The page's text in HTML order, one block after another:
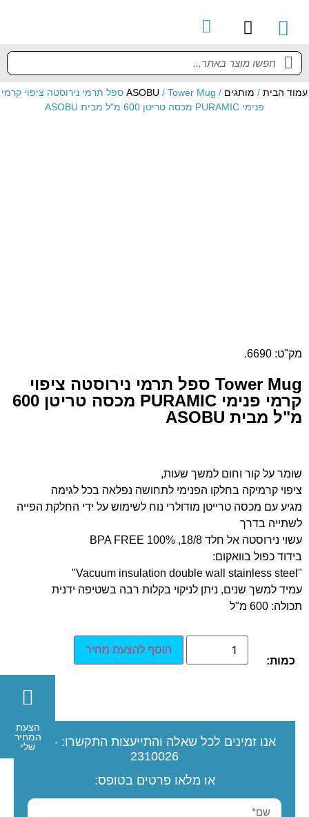
עמוד הבית / מותגים /
ASOBU / Tower Mug ספל תרמי נירוסטה ציפוי קרמי
פנימי PURAMIC מכסה טריטן 600 מ"ל מבית ASOBU
מק"ט: 6690.
Tower Mug ספל תרמי נירוסטה ציפוי
קרמי פנימי PURAMIC מכסה טריטן 600
מ"ל מבית ASOBU
שומר על קור וחום למשך שעות,
ציפוי קרמיקה בחלקו הפנימי לתחושה נפלאה בכל לגימה
מגיע עם מכסה טרייטן מודולרי נוח לשימוש על ידי החלקת הפייה
לשתייה בדרך
עשוי נירוסטה אל חלד 18/8, 100% BPA FREE
בידוד כפול בוואקום:
"Vacuum insulation double wall stainless steel"
עמיד למשך שנים, ניתן לניקוי בקלות רבה בשטיפה ידנית
תכולה: 600 מ"ל
כמות:
הוסף להצעת מחיר
אנו זמינים לכל שאלה והתייעצות התקשרו: 077-
2310026
או מלאו פרטים בטופס:
הצעת
המחיר
שלי